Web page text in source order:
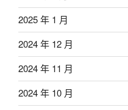
2025 年 1 月
2024 年 12 月
2024 年 11 月
2024 年 10 月